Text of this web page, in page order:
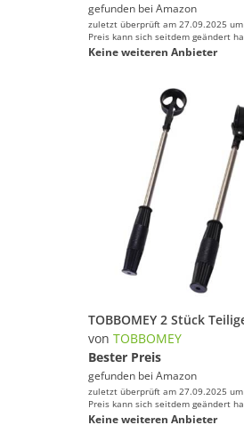
gefunden bei Amazon
zuletzt überprüft am 27.09.2025
Preis kann sich seitdem geändert
Keine weiteren Anbieter
von TOBBOMEY
Bester Preis
gefunden bei Amazon
zuletzt überprüft am 27.09.2025
Preis kann sich seitdem geändert
Keine weiteren Anbieter